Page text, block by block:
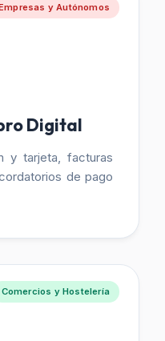
y Autónomos
Digital
y tarjeta, facturas
de pago
Comercios y Hostelería